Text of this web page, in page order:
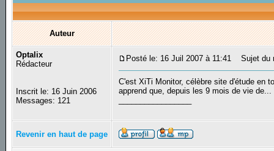
Auteur
Optalix
Rédacteur
Inscrit le: 16 Juin 2006
Messages: 121
Posté le: 16 Juil 2007 à 11:41 Sujet du
C'est XiTi Monitor, célèbre site d'étude en
apprend que, depuis les 9 mois de vie de...
Revenir en haut de page